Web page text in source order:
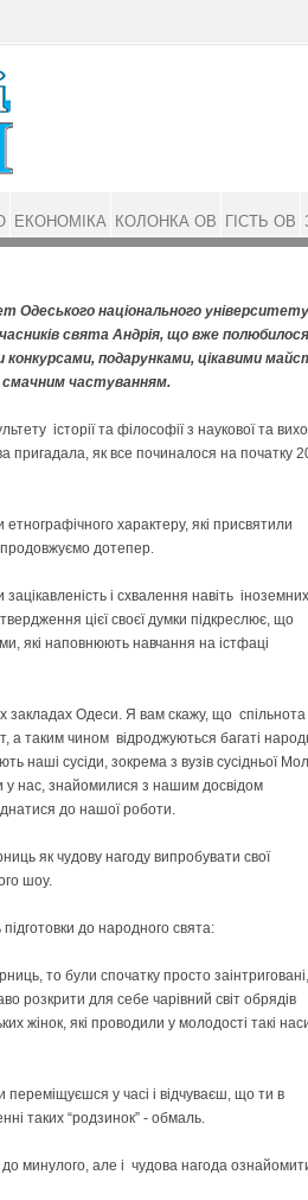
Одеського національного університету
свята Андрія, що вже полюбилося
подарунками, цікавими
смачним частуванням.
історії та філософії з наукової та
пригадала, як все починалося на початку
характеру, які присвятили
дотепер.
і схвалення навіть
цієї своєї думки підкреслює, що
які наповнюють навчання на істфаці
закладах Одеси. Я вам скажу, що спільнота
а таким чином відроджуються багаті
наші сусіди, зокрема з вузів сусідньої
у нас, знайомилися з нашим досвідом
до нашої роботи.
як чудову нагоду випробувати свої
шоу.
до народного свята:
то були спочатку просто заінтриговані,
розкрити для себе чарівний світ обрядів
жінок, які проводили у молодості такі
переміщуєшся у часі і відчуваєш, що ти в
таких “родзинок” - обмаль.
минулого, але і чудова нагода
ЕКОНОМІКА КОЛОНКА ОВ ГІСТЬ ОВ